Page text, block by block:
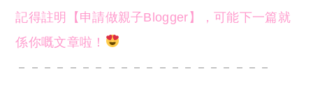
記得註明【申請做親子Blogger】，可能下一篇就
係你嘅文章啦！
－－－－－－－－－－－－－－－－－－－－